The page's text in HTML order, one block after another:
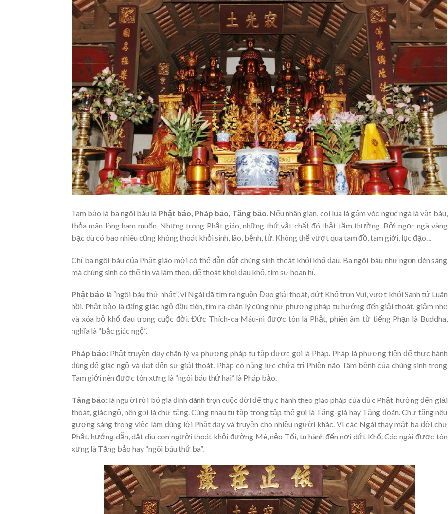
Tam bảo là ba ngôi báu là Phật bảo, Pháp bảo, Tăng bảo. Nếu nhân gian, coi lụa là gấm vóc ngọc ngà là vật báu,
thỏa mãn lòng ham muốn. Nhưng trong Phật giáo, những thứ vật chất đó thật tầm thường. Bởi ngọc ngà vàng
bạc dù có bao nhiêu cũng không thoát khỏi sinh, lão, bệnh, tử. Không thể vượt qua tam đồ, tam giới, lục đạo…
Chỉ ba ngôi báu của Phật giáo mới có thể dẫn dắt chúng sinh thoát khỏi khổ đau. Ba ngôi báu như ngọn đèn sáng
mà chúng sinh có thể tin và làm theo, để thoát khỏi đau khổ, tìm sự hoan hỉ.
Phật bảo là “ngôi báu thứ nhất”, vì Ngài đã tìm ra nguồn Đạo giải thoát, dứt Khổ trọn Vui, vượt khỏi Sanh tử Luân
hồi. Phật bảo là đấng giác ngộ đầu tiên, tìm ra chân lý cũng như phương pháp tu hướng đến giải thoát, giảm nhẹ
và xóa bỏ khổ đau trong cuộc đời. Đức Thích-ca Mâu-ni được tôn là Phật, phiên âm từ tiếng Phạn là Buddha,
nghĩa là “bậc giác ngộ”.
Pháp bảo:Phật truyền dạy chân lý và phương pháp tu tập được gọi là Pháp. Pháp là phương tiện để thực hành
đúng để giác ngộ và đạt đến sự giải thoát. Pháp có năng lực chữa trị Phiền não Tâm bệnh của chúng sinh trong
Tam giới nên được tôn xưng là “ngôi báu thứ hai” là Pháp bảo.
Tăng bảo: là người rời bỏ gia đình dành trọn cuộc đời để thực hành theo giáo pháp của đức Phật, hướng đến giải
thoát, giác ngộ, nên gọi là chư tăng. Cùng nhau tu tập trong tập thể gọi là Tăng-già hay Tăng đoàn. Chư tăng nêu
gương sáng trong việc làm đúng lời Phật dạy và truyền cho nhiều người khác. Vì các Ngài thay mặt ba đời chư
Phật, hướng dẫn, dắt dìu con người thoát khỏi đường Mê, nẻo Tối, tu hành đến nơi dứt Khổ. Các ngài được tôn
xưng là Tăng bảo hay “ngôi báu thứ ba”.